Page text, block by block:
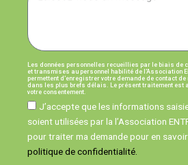
Les données personnelles recueillies par le biais de
et transmises au personnel habilité de l’Association
permettent d’enregistrer votre demande de contact
dans les plus brefs délais. Le présent traitement est
votre consentement.
J’accepte que les informations
soient utilisées par la l’Association
pour traiter ma demande pour en
politique de confidentialité.